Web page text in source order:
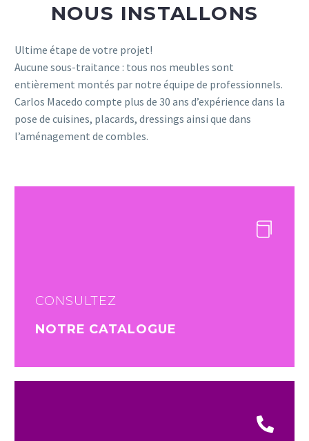
NOUS INSTALLONS
Ultime étape de votre projet!
Aucune sous-traitance : tous nos meubles sont
entièrement montés par notre équipe de professionnels.
Carlos Macedo compte plus de 30 ans d’expérience dans la
pose de cuisines, placards, dressings ainsi que dans
l’aménagement de combles.
CONSULTEZ
NOTRE CATALOGUE